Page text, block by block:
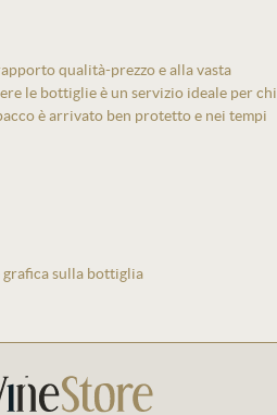
qualità-prezzo e alla vasta
le bottiglie è un servizio ideale per chi
è arrivato ben protetto e nei tempi
sulla bottiglia